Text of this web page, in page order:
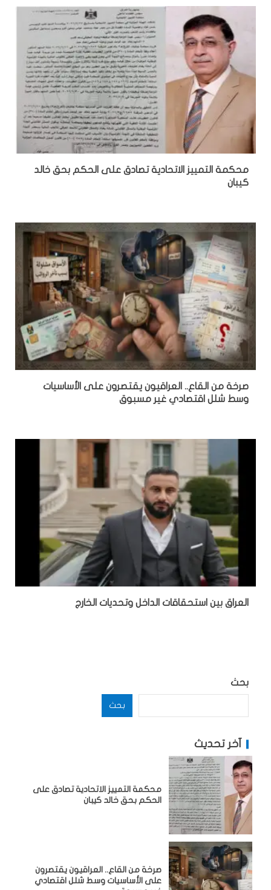
محكمة التمييز الاتحادية تصادق على الحكم بحق خالد
كيبان
صرخة من القاع.. العراقيون يقتصرون على الأساسيات
وسط شلل اقتصادي غير مسبوق
‏العراق بين استحقاقات الداخل وتحديات الخارج
بحث
بحث
آخر تحديث
محكمة التمييز الاتحادية تصادق على
الحكم بحق خالد كيبان
صرخة من القاع.. العراقيون يقتصرون
على الأساسيات وسط شلل اقتصادي